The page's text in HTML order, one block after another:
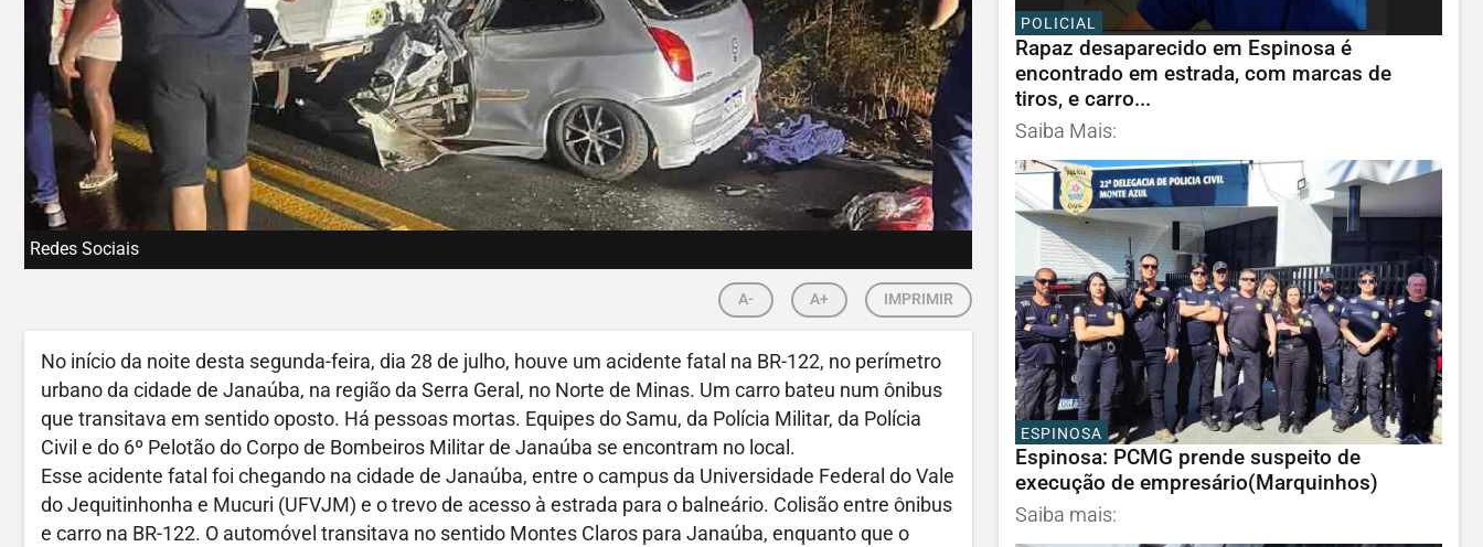
Redes Sociais
A- A+ IMPRIMIR
No início da noite desta segunda-feira, dia 28 de julho, houve um acidente fatal na BR-122, no perímetro
urbano da cidade de Janaúba, na região da Serra Geral, no Norte de Minas. Um carro bateu num ônibus
que transitava em sentido oposto. Há pessoas mortas. Equipes do Samu, da Polícia Militar, da Polícia
Civil e do 6º Pelotão do Corpo de Bombeiros Militar de Janaúba se encontram no local.
Esse acidente fatal foi chegando na cidade de Janaúba, entre o campus da Universidade Federal do Vale
do Jequitinhonha e Mucuri (UFVJM) e o trevo de acesso à estrada para o balneário. Colisão entre ônibus
e carro na BR-122. O automóvel transitava no sentido Montes Claros para Janaúba, enquanto que o
POLICIAL
Rapaz desaparecido em Espinosa é
encontrado em estrada, com marcas de
tiros, e carro...
Saiba Mais:
ESPINOSA
Espinosa: PCMG prende suspeito de
execução de empresário(Marquinhos)
Saiba mais: